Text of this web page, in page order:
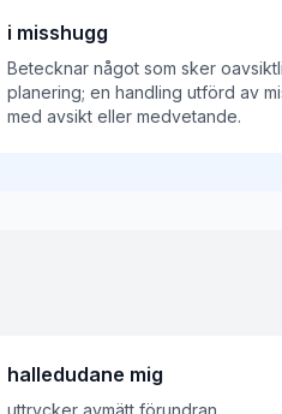
i misshugg
Betecknar något som sker
planering; en handling utförd av
med avsikt eller medvetande.
halledudane mig
uttrycker avmätt förundran